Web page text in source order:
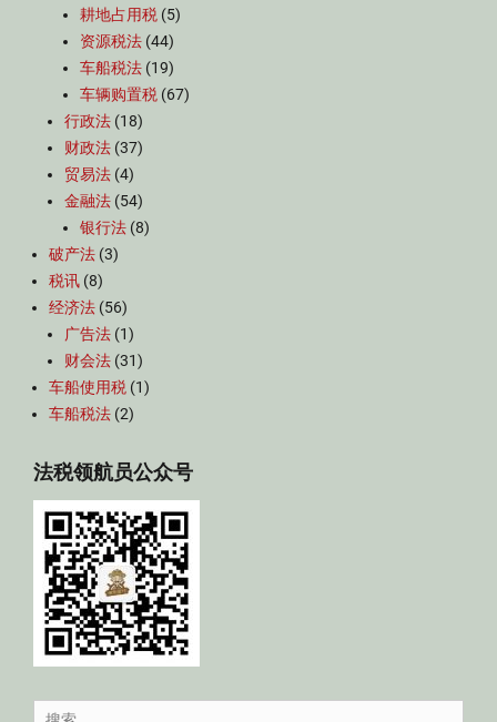
耕地占用税 (5)
资源税法 (44)
车船税法 (19)
车辆购置税 (67)
行政法 (18)
财政法 (37)
贸易法 (4)
金融法 (54)
银行法 (8)
破产法 (3)
税讯 (8)
经济法 (56)
广告法 (1)
财会法 (31)
车船使用税 (1)
车船税法 (2)
法税领航员公众号
Search